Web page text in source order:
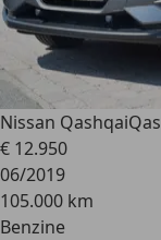
Nissan Qashqai
€ 12.950
06/2019
105.000 km
Benzine